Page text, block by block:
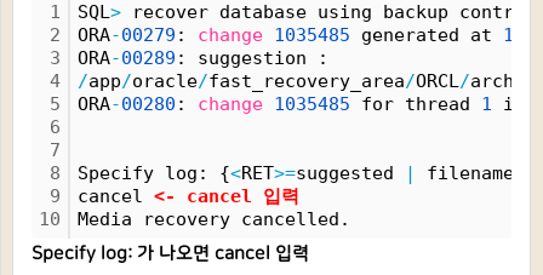
1
2
3
4
5
6
7
8
9
10
SQL> recover database using backup
ORA-00279 : change 1035485 generated at 11
ORA-00289 : suggestion :
/app/oracle/fast_recovery_area/ORCL/
ORA-00280 : change 1035485 for thread 1 is
Specify log: {<RET>=suggested | filename
cancel <-
cancel 입력
Media recovery cancelled.
Specify log: 가 나오면 cancel 입력